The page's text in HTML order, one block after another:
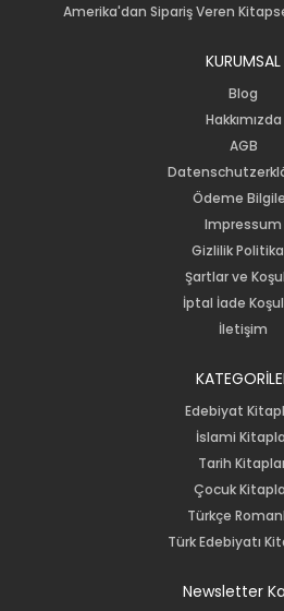
Amerika'dan Sipariş Veren
KURUMSAL
Blog
Hakkımızda
AGB
Ödeme
Impressum
Gizlilik
Şartlar ve
İptal İade
İletişim
Edebiyat
İslami
Tarih
Çocuk
Türkçe
Türk Edebiyatı
Newsletter